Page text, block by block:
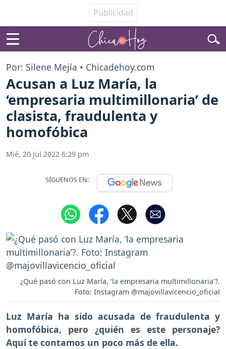
Por: Silene Mejía • Chicadehoy.com
Acusan a Luz María, la
‘empresaria multimillonaria’ de
clasista, fraudulenta y
homofóbica
Mié, 20 Jul 2022 6:29 pm
SÍGUENOS EN:
¿Qué pasó con Luz María, ‘la empresaria multimillonaria’?.
Foto: Instagram @majovillavicencio_oficial
Luz María ha sido acusada de fraudulenta y
homofóbica, pero ¿quién es este personaje?
Aquí te contamos un poco más de ella.